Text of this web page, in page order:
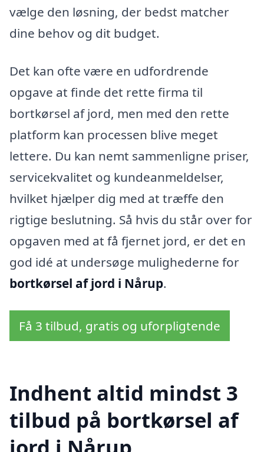
vælge den løsning, der bedst matcher
dine behov og dit budget.
Det kan ofte være en udfordrende
opgave at finde det rette firma til
bortkørsel af jord, men med den rette
platform kan processen blive meget
lettere. Du kan nemt sammenligne priser,
servicekvalitet og kundeanmeldelser,
hvilket hjælper dig med at træffe den
rigtige beslutning. Så hvis du står over for
opgaven med at få fjernet jord, er det en
god idé at undersøge mulighederne for
bortkørsel af jord i Nårup.
Få 3 tilbud, gratis og uforpligtende
Indhent altid mindst 3
tilbud på bortkørsel af